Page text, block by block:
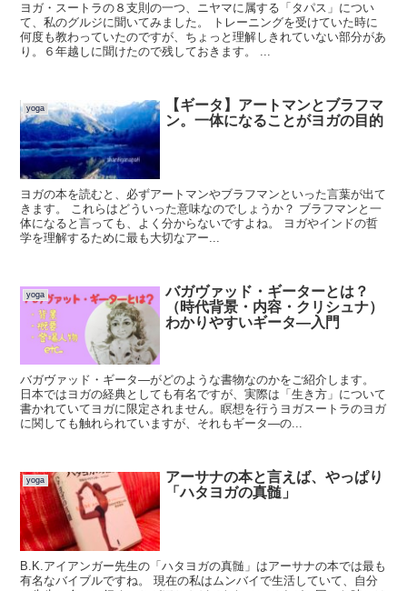
ヨガ・スートラの８支則の一つ、ニヤマに属する「タパス」につい
て、私のグルジに聞いてみました。 トレーニングを受けていた時に
何度も教わっていたのですが、ちょっと理解しきれていない部分があ
り。６年越しに聞けたので残しておきます。 ...
yoga
【ギータ】アートマンとブラフマ
ン。一体になることがヨガの目的
ヨガの本を読むと、必ずアートマンやブラフマンといった言葉が出て
きます。 これらはどういった意味なのでしょうか？ ブラフマンと一
体になると言っても、よく分からないですよね。 ヨガやインドの哲
学を理解するために最も大切なアー...
yoga
バガヴァッド・ギーターとは？
（時代背景・内容・クリシュナ）
わかりやすいギータ―入門
バガヴァッド・ギータ―がどのような書物なのかをご紹介します。
日本ではヨガの経典としても有名ですが、実際は「生き方」について
書かれていてヨガに限定されません。瞑想を行うヨガスートラのヨガ
に関しても触れられていますが、それもギータ―の...
yoga
アーサナの本と言えば、やっぱり
「ハタヨガの真髄」
B.K.アイアンガー先生の「ハタヨガの真髄」はアーサナの本では最も
有名なバイブルですね。 現在の私はムンバイで生活していて、自分